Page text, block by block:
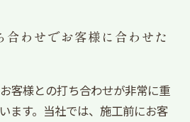
合わせでお客様に合わせた
客様との打ち合わせが非常に重
ます。当社では、施工前にお客